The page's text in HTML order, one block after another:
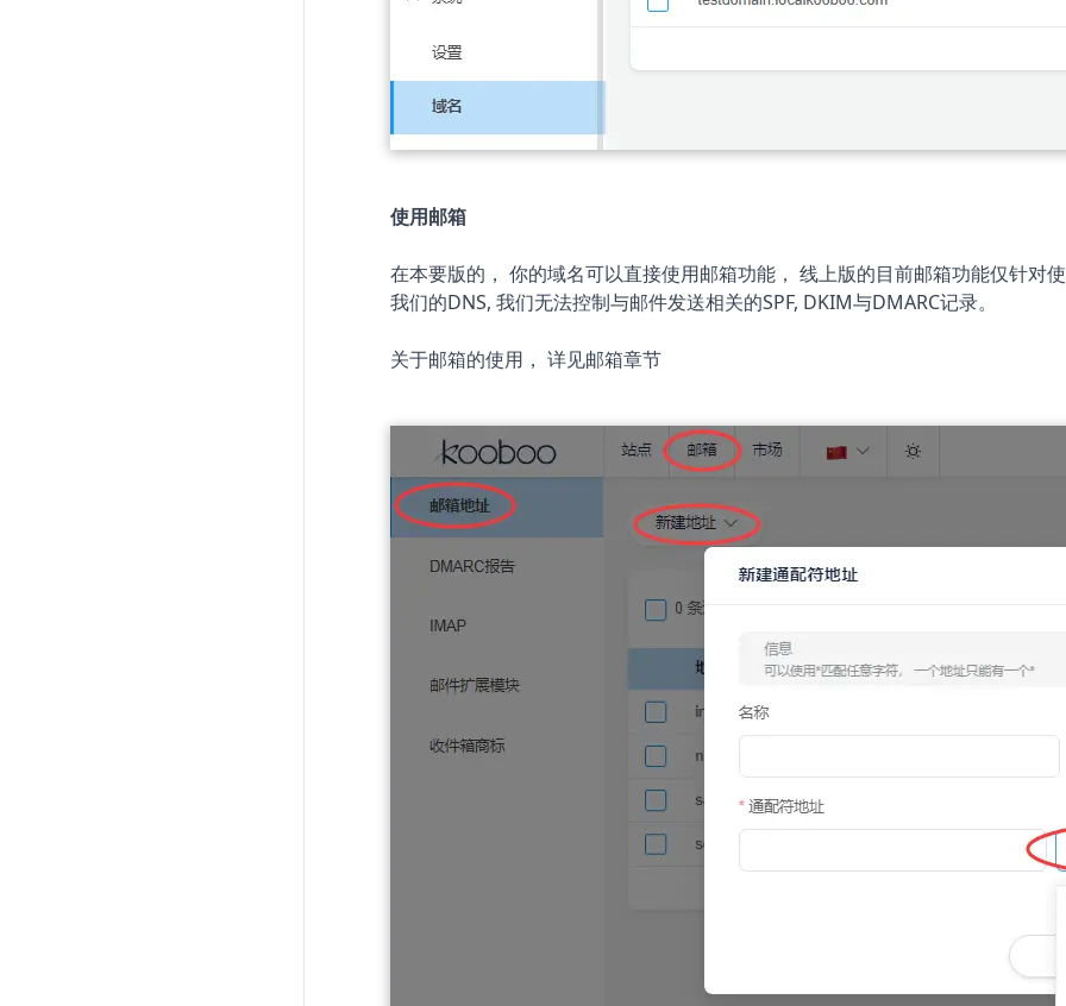
使用邮箱
在本要版的， 你的域名可以直接使用邮箱功能， 线上版的目前邮箱功能仅针对
我们的DNS, 我们无法控制与邮件发送相关的SPF, DKIM与DMARC记录。
关于邮箱的使用， 详见邮箱章节